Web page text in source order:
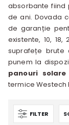
absorbante
de ani. Dovada
de garanție
existente, 10,
suprafețe brute
punem la
panouri solare
termice Westech
FILTER